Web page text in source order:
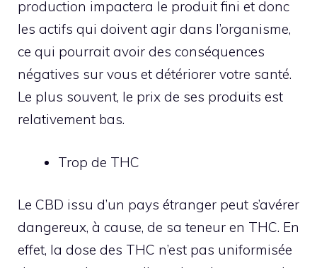
production impactera le produit fini et donc
les actifs qui doivent agir dans l’organisme,
ce qui pourrait avoir des conséquences
négatives sur vous et détériorer votre santé.
Le plus souvent, le prix de ses produits est
relativement bas.
Trop de THC
Le CBD issu d’un pays étranger peut s’avérer
dangereux, à cause, de sa teneur en THC. En
effet, la dose des THC n’est pas uniformisée